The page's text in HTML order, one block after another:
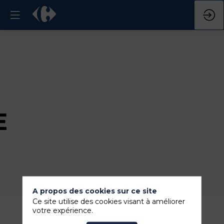
A propos des cookies sur ce site
Ce site utilise des cookies visant à améliorer
votre expérience.